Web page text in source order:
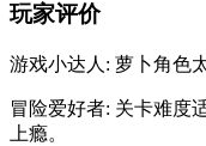
玩家评价
游戏小达人: 萝卜角色
冒险爱好者: 关卡难度
上瘾。